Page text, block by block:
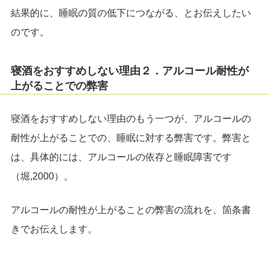
結果的に、睡眠の質の低下につながる、とお伝えしたい
のです。
寝酒をおすすめしない理由２．アルコール耐性が
上がることでの弊害
寝酒をおすすめしない理由のもう一つが、アルコールの
耐性が上がることでの、睡眠に対する弊害です。弊害と
は、具体的には、アルコールの依存と睡眠障害です
（堀,2000）。
アルコールの耐性が上がることの弊害の流れを、箇条書
きでお伝えします。